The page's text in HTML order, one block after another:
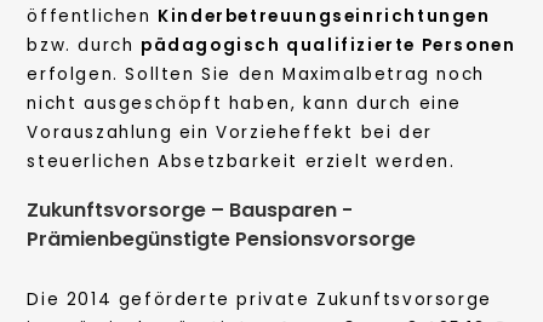
öffentlichen Kinderbetreuungseinrichtungen
bzw. durch pädagogisch qualifizierte Personen
erfolgen. Sollten Sie den Maximalbetrag noch
nicht ausgeschöpft haben, kann durch eine
Vorauszahlung ein Vorzieheffekt bei der
steuerlichen Absetzbarkeit erzielt werden.
Zukunftsvorsorge – Bausparen -
Prämienbegünstigte Pensionsvorsorge
Die 2014 geförderte private Zukunftsvorsorge